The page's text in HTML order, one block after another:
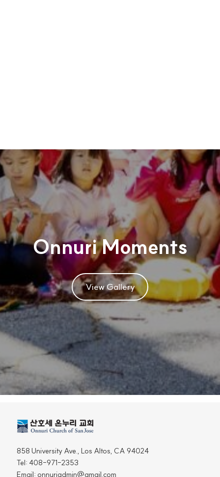
Onnuri Moments
View Gallery
858 University Ave., Los Altos, CA 94024
Tel: 408-971-2353
Email: onnuriadmin@gmail.com